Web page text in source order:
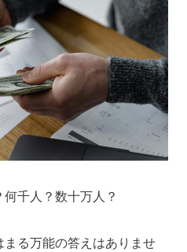
千人？数十万人？
る万能の答えはありませ